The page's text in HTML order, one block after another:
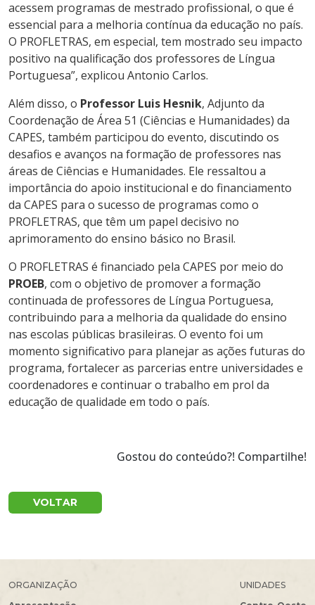
acessem programas de mestrado profissional, o que é
essencial para a melhoria contínua da educação no país.
O PROFLETRAS, em especial, tem mostrado seu impacto
positivo na qualificação dos professores de Língua
Portuguesa”, explicou Antonio Carlos.
Além disso, o Professor Luis Hesnik, Adjunto da
Coordenação de Área 51 (Ciências e Humanidades) da
CAPES, também participou do evento, discutindo os
desafios e avanços na formação de professores nas
áreas de Ciências e Humanidades. Ele ressaltou a
importância do apoio institucional e do financiamento
da CAPES para o sucesso de programas como o
PROFLETRAS, que têm um papel decisivo no
aprimoramento do ensino básico no Brasil.
O PROFLETRAS é financiado pela CAPES por meio do
PROEB, com o objetivo de promover a formação
continuada de professores de Língua Portuguesa,
contribuindo para a melhoria da qualidade do ensino
nas escolas públicas brasileiras. O evento foi um
momento significativo para planejar as ações futuras do
programa, fortalecer as parcerias entre universidades e
coordenadores e continuar o trabalho em prol da
educação de qualidade em todo o país.
Gostou do conteúdo?! Compartilhe!
VOLTAR
ORGANIZAÇÃO
UNIDADES